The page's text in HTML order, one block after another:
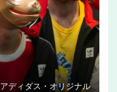
ディダス・オリジナル